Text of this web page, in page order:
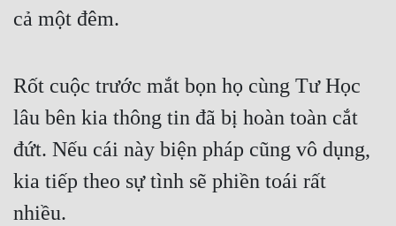
cả một đêm.
Rốt cuộc trước mắt bọn họ cùng Tư Học
lâu bên kia thông tin đã bị hoàn toàn cắt
đứt. Nếu cái này biện pháp cũng vô dụng,
kia tiếp theo sự tình sẽ phiền toái rất
nhiều.